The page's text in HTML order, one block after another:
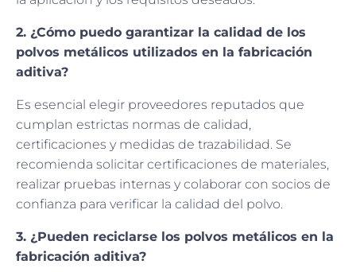
2. ¿Cómo puedo garantizar la calidad de los
polvos metálicos utilizados en la fabricación
aditiva?
Es esencial elegir proveedores reputados que
cumplan estrictas normas de calidad,
certificaciones y medidas de trazabilidad. Se
recomienda solicitar certificaciones de materiales,
realizar pruebas internas y colaborar con socios de
confianza para verificar la calidad del polvo.
3. ¿Pueden reciclarse los polvos metálicos en la
fabricación aditiva?